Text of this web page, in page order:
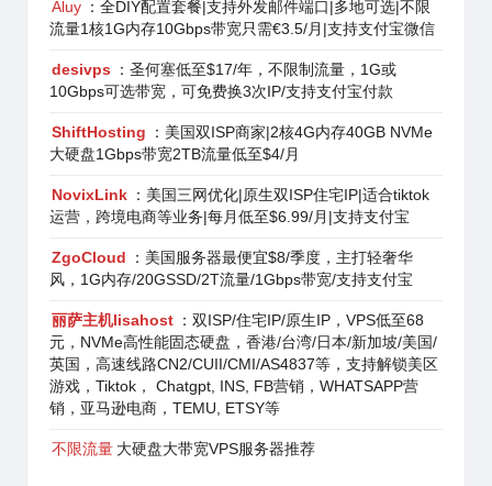
Aluy ：全DIY配置套餐|支持外发邮件端口|多地可选|不限
流量1核1G内存10Gbps带宽只需€3.5/月|支持支付宝微信
desivps
：圣何塞低至$17/年，不限制流量，1G或
10Gbps可选带宽，可免费换3次IP/支持支付宝付款
ShiftHosting
：美国双ISP商家|2核4G内存40GB NVMe
大硬盘1Gbps带宽2TB流量低至$4/月
NovixLink ：美国三网优化|原生双ISP住宅IP|适合tiktok
运营，跨境电商等业务|每月低至$6.99/月|支持支付宝
ZgoCloud
：美国服务器最便宜$8/季度，主打轻奢华
风，1G内存/20GSSD/2T流量/1Gbps带宽/支持支付宝
丽萨主机lisahost ：双ISP/住宅IP/原生IP，VPS低至68
元，NVMe高性能固态硬盘，香港/台湾/日本/新加坡/美国/
英国，高速线路CN2/CUII/CMI/AS4837等，支持解锁美区
游戏，Tiktok， Chatgpt, INS, FB营销，WHATSAPP营
销，亚马逊电商，TEMU, ETSY等
不限流量 大硬盘大带宽VPS服务器推荐